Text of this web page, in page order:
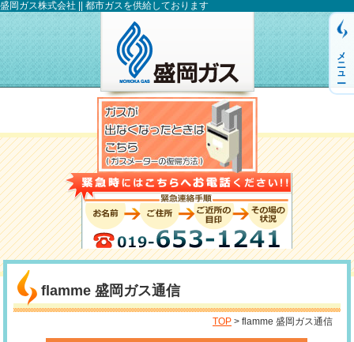
盛岡ガス株式会社 || 都市ガスを供給しております
メニュー
flamme 盛岡ガス通信
TOP > flamme 盛岡ガス通信